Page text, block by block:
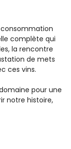
consommation
complète qui
la rencontre
de mets
ces vins.
pour une
notre histoire,